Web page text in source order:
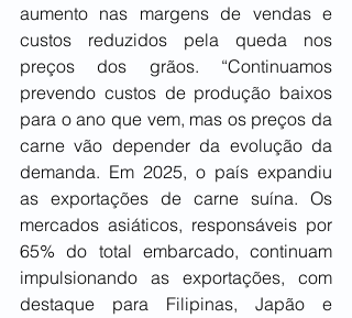
aumento nas margens de vendas e
custos reduzidos pela queda nos
preços dos grãos. “Continuamos
prevendo custos de produção baixos
para o ano que vem, mas os preços da
carne vão depender da evolução da
demanda. Em 2025, o país expandiu
as exportações de carne suína. Os
mercados asiáticos, responsáveis por
65% do total embarcado, continuam
impulsionando as exportações, com
destaque para Filipinas, Japão e